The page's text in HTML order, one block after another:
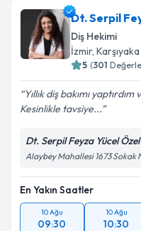
Dt. Serpil
Diş Hekimi
İzmir, Karşıyaka
5 (301
Yıllık diş bakımı
Kesinlikle tavsiye...
Dt. Serpil Feyza Yücel
Alaybey Mahallesi 1673 Sokak
En Yakın Saatler
10 Ağu
09:30
10 Ağu
10:30